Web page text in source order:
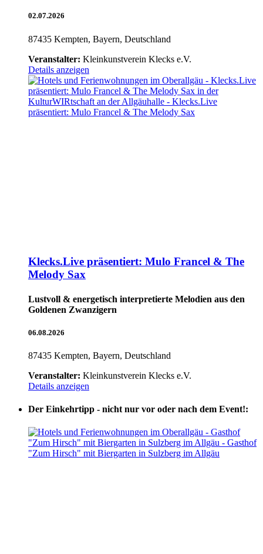
02.07.2026
87435 Kempten, Bayern, Deutschland
Veranstalter: Kleinkunstverein Klecks e.V.
Details anzeigen
Klecks.Live präsentiert: Mulo Francel & The
Melody Sax
Lustvoll & energetisch interpretierte Melodien aus den
Goldenen Zwanzigern
06.08.2026
87435 Kempten, Bayern, Deutschland
Veranstalter: Kleinkunstverein Klecks e.V.
Details anzeigen
Der Einkehrtipp - nicht nur vor oder nach dem Event!: